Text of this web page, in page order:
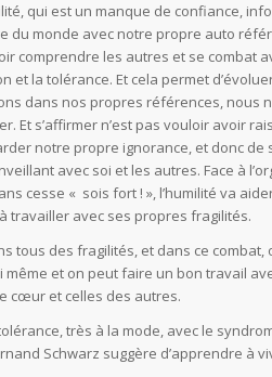
qui est un manque de confiance,
du monde avec notre propre auto
comprendre les autres et se combat
et la tolérance. Et cela permet
dans nos propres références, nous
Et s’affirmer n’est pas vouloir avoir
notre propre ignorance, et donc de
avec soi et les autres. Face à
cesse « sois fort ! », l’humilité va
travailler avec ses propres fragilités.
tous des fragilités, et dans ce combat,
même et on peut faire un bon travail
cœur et celles des autres.
très à la mode, avec le
Schwarz suggère d’apprendre à